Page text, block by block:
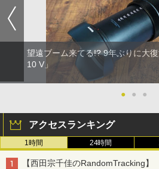
望遠ブーム来てる!? 9年ぶりに大
10 V」
● ● ●
アクセスランキング
1時間 24時間
【西田宗千佳のRandomTracking】